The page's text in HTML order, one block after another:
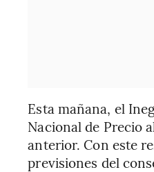
Esta mañana, el
Nacional de Precio
anterior. Con este
previsiones del